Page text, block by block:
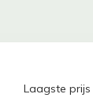
Laagste prijs